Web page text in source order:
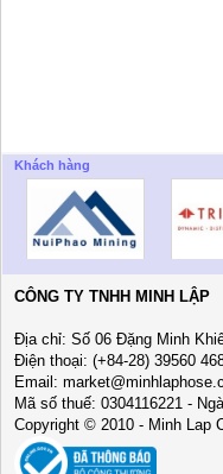
Khách hàng
CÔNG TY TNHH MINH LẬP
Địa chỉ: Số 06 Đặng Minh
Điện thoại: (+84-28) 39560
Email:
Mã số thuế: 0304116221 -
Copyright © 2010 - Minh Lap